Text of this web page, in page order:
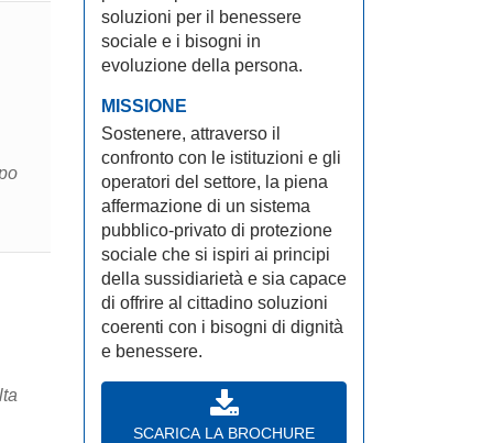
soluzioni per il benessere
sociale e i bisogni in
evoluzione della persona.
MISSIONE
Sostenere, attraverso il
confronto con le istituzioni e gli
operatori del settore, la piena
affermazione di un sistema
pubblico-privato di protezione
sociale che si ispiri ai principi
della sussidiarietà e sia capace
di offrire al cittadino soluzioni
coerenti con i bisogni di dignità
e benessere.
SCARICA LA BROCHURE